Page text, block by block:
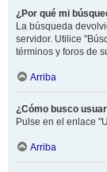
¿Por qué mi
La búsqueda
servidor. Utilice
términos y foros de
Arriba
¿Cómo busco
Pulse en el enlace
Arriba